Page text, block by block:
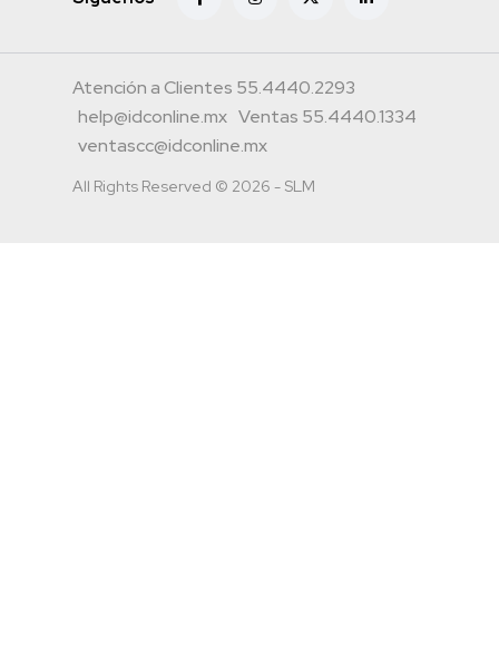
Atención a Clientes 55.4440.2293
help@idconline.mx Ventas 55.4440.1334
ventascc@idconline.mx
All Rights Reserved © 2026 - SLM